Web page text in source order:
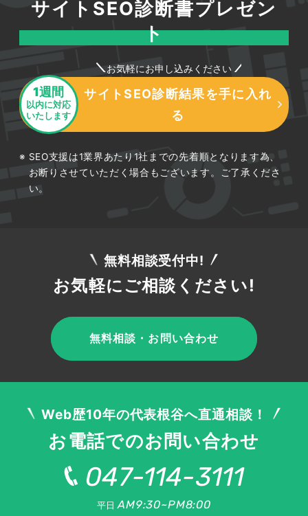
見極め
キーワードには、すぐに依頼したい「今すぐ客」
と、情報収集段階の「そのうち客」の意図が混在
します。「外壁塗装 ○○市 見積もり」は前者、
「外壁塗装 時期 目安」は後者です。今すぐ客向
うち客向けには知識を提供する記事を用意し、そ
れぞれの段階に合った内容で受け皿をつくること
ロングテールキーワードで見込み客を
ルキーワードは、競合が少なく上位表示しやすい
特徴があります。「外壁塗装 チョーキング 補修
費用」「サイディング 塗り替え 時期」などが該
積み重ねることで、サイト全体の専門性が高ま
サイトSEO診断書プレゼン
ト
お気軽にお申し込みください
1週間
以内に対応
いたします
サイトSEO診断結果を手に入れ
る
SEO支援は1業界あたり1社までの先着順となります為、
お断りさせていただく場合もございます。ご了承くださ
い。
無料相談受付中!
お気軽にご相談ください!
無料相談・お問い合わせ
Web歴10年の代表根谷へ直通相談！
お電話でのお問い合わせ
047-114-3111
平日AM9:30~PM8:00